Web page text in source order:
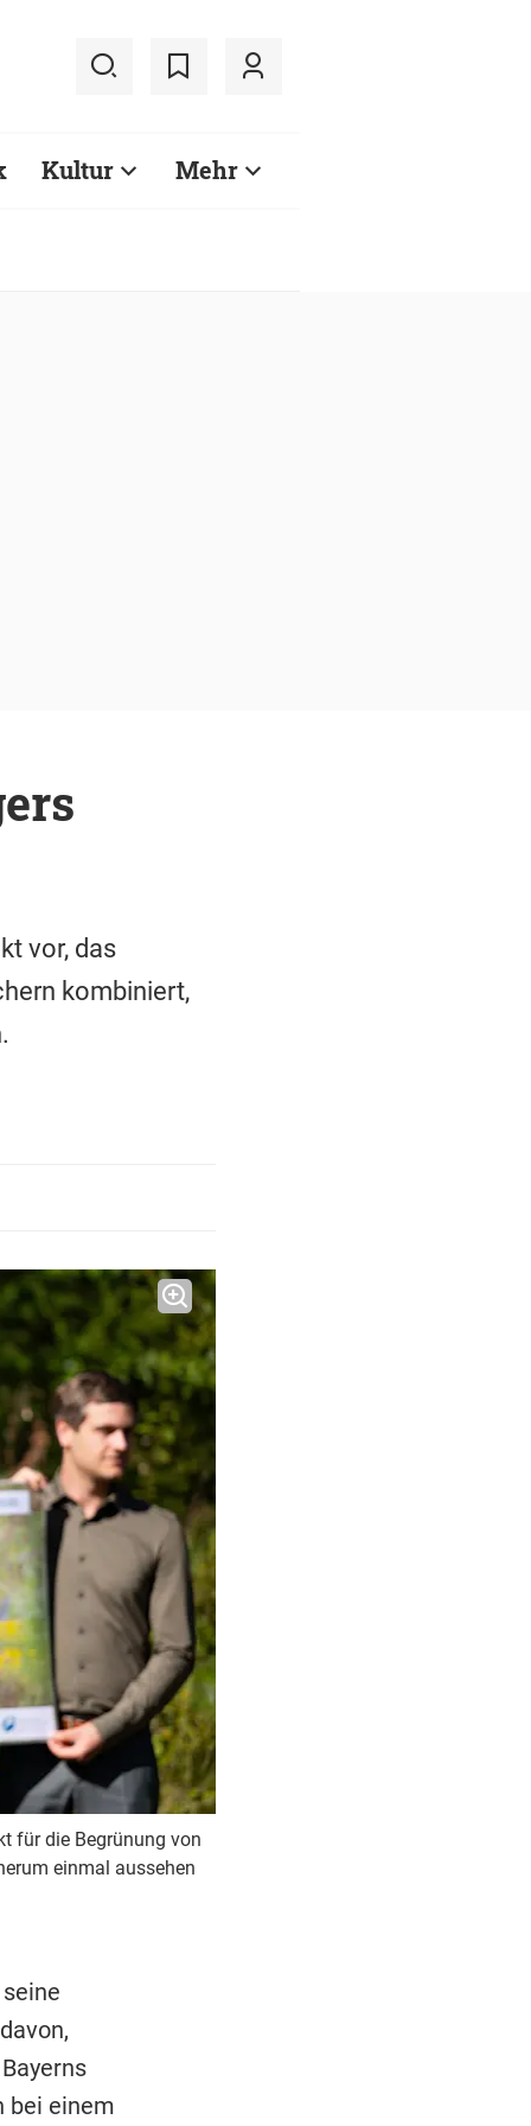
Kultur Mehr
vor, das
kombiniert,
für die Begrünung von
einmal aussehen
bei einem